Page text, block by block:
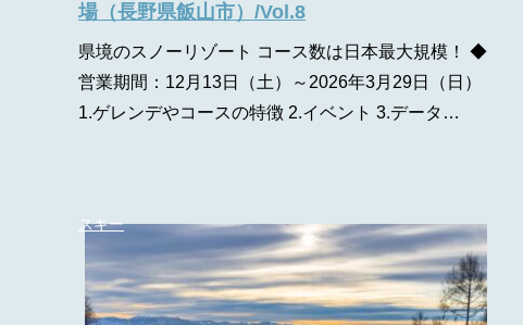
場（長野県飯山市）/Vol.8
県境のスノーリゾート コース数は日本最大規模！ ◆
営業期間：12月13日（土）～2026年3月29日（日）
1.ゲレンデやコースの特徴 2.イベント 3.データ…
スキー